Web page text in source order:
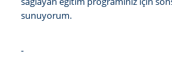
sunuyorum.
-